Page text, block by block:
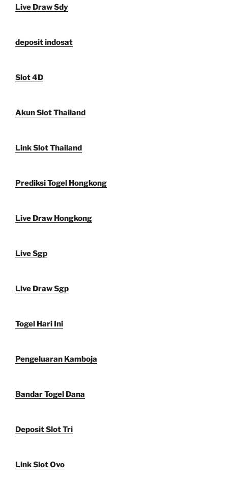
Live Draw Sdy
deposit indosat
Slot 4D
Akun Slot Thailand
Link Slot Thailand
Prediksi Togel Hongkong
Live Draw Hongkong
Live Sgp
Live Draw Sgp
Togel Hari Ini
Pengeluaran Kamboja
Bandar Togel Dana
Deposit Slot Tri
Link Slot Ovo